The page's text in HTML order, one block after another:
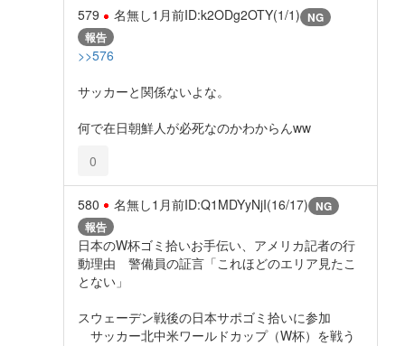
579 名無し1月前ID:k2ODg2OTY(1/1) NG
報告
>>576
サッカーと関係ないよな。
何で在日朝鮮人が必死なのかわからんww
0
580 名無し1月前ID:Q1MDYyNjI(16/17) NG
報告
日本のW杯ゴミ拾いお手伝い、アメリカ記者の行
動理由 警備員の証言「これほどのエリア見たこ
とない」
スウェーデン戦後の日本サポゴミ拾いに参加
サッカー北中米ワールドカップ（W杯）を戦う